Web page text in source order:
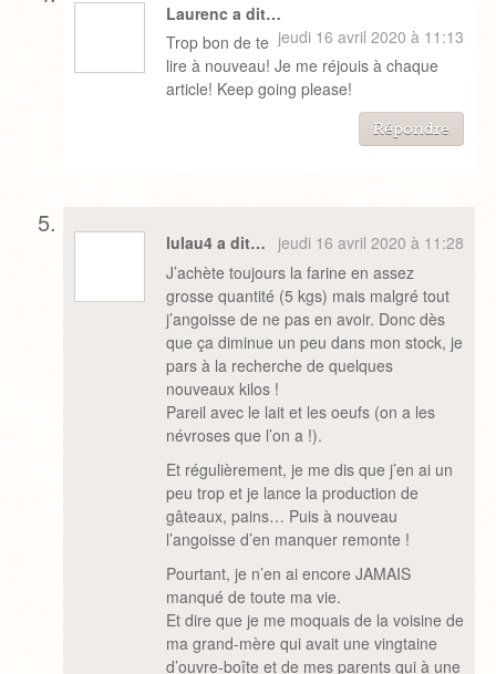
Laurenc a dit…
jeudi 16 avril 2020 à 11:13
Trop bon de te
lire à nouveau! Je me réjouis à chaque
article! Keep going please!
Répondre
lulau4 a dit…
jeudi 16 avril 2020 à 11:28
J’achète toujours la farine en assez
grosse quantité (5 kgs) mais malgré tout
j’angoisse de ne pas en avoir. Donc dès
que ça diminue un peu dans mon stock, je
pars à la recherche de quelques
nouveaux kilos !
Pareil avec le lait et les oeufs (on a les
névroses que l’on a !).
Et régulièrement, je me dis que j’en ai un
peu trop et je lance la production de
gâteaux, pains… Puis à nouveau
l’angoisse d’en manquer remonte !
Pourtant, je n’en ai encore JAMAIS
manqué de toute ma vie.
Et dire que je me moquais de la voisine de
ma grand-mère qui avait une vingtaine
d’ouvre-boîte et de mes parents qui à une